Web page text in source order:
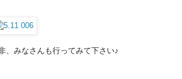
、みなさんも行ってみて下さい♪